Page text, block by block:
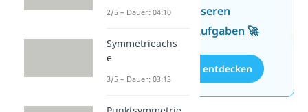
Wissen mit unseren
kostenlosen Aufgaben 🚀
Aufgaben entdecken
2/5 – Dauer: 04:10
Symmetrieachs
e
3/5 – Dauer: 03:13